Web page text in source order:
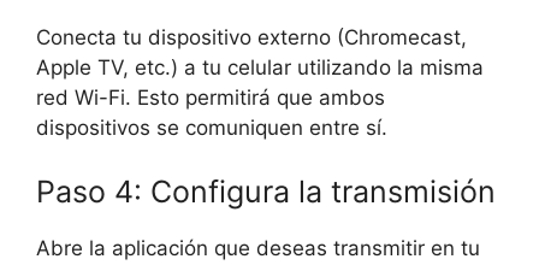
Conecta tu dispositivo externo (Chromecast,
Apple TV, etc.) a tu celular utilizando la misma
red Wi-Fi. Esto permitirá que ambos
dispositivos se comuniquen entre sí.
Paso 4: Configura la transmisión
Abre la aplicación que deseas transmitir en tu